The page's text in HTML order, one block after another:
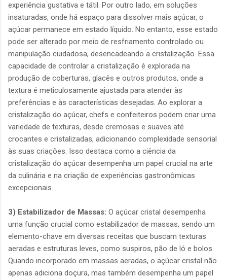
experiência gustativa e tátil. Por outro lado, em soluções
insaturadas, onde há espaço para dissolver mais açúcar, o
açúcar permanece em estado líquido. No entanto, esse estado
pode ser alterado por meio de resfriamento controlado ou
manipulação cuidadosa, desencadeando a cristalização. Essa
capacidade de controlar a cristalização é explorada na
produção de coberturas, glacês e outros produtos, onde a
textura é meticulosamente ajustada para atender às
preferências e às características desejadas. Ao explorar a
cristalização do açúcar, chefs e confeiteiros podem criar uma
variedade de texturas, desde cremosas e suaves até
crocantes e cristalizadas, adicionando complexidade sensorial
às suas criações. Isso destaca como a ciência da
cristalização do açúcar desempenha um papel crucial na arte
da culinária e na criação de experiências gastronômicas
excepcionais.
3) Estabilizador de Massas: O açúcar cristal desempenha
uma função crucial como estabilizador de massas, sendo um
elemento-chave em diversas receitas que buscam texturas
aeradas e estruturas leves, como suspiros, pão de ló e bolos.
Quando incorporado em massas aeradas, o açúcar cristal não
apenas adiciona doçura, mas também desempenha um papel